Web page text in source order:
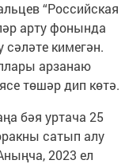
“Российская
арту фонында
кимегән.
арзанаю
төшәр дип көтә.
бәя уртача 25
сатып алу
2023 ел